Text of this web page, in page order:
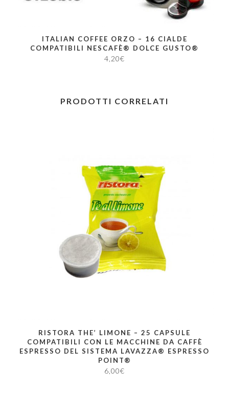
ITALIAN COFFEE ORZO – 16 CIALDE
COMPATIBILI NESCAFÈ® DOLCE GUSTO®
4,20€
PRODOTTI CORRELATI
RISTORA THE’ LIMONE – 25 CAPSULE
COMPATIBILI CON LE MACCHINE DA CAFFÈ
ESPRESSO DEL SISTEMA LAVAZZA® ESPRESSO
POINT®
6,00€